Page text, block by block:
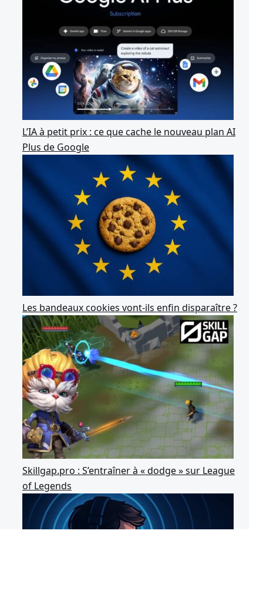
L’IA à petit prix : ce que cache le nouveau plan AI
Plus de Google
Les bandeaux cookies vont-ils enfin disparaître ?
Skillgap.pro : S’entraîner à « dodge » sur League
of Legends